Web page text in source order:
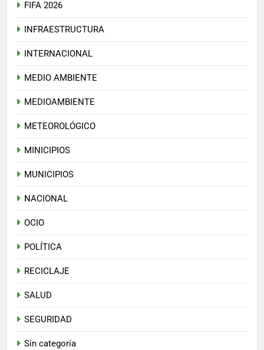
FIFA 2026
INFRAESTRUCTURA
INTERNACIONAL
MEDIO AMBIENTE
MEDIOAMBIENTE
METEOROLÓGICO
MINICIPIOS
MUNICIPIOS
NACIONAL
OCIO
POLÍTICA
RECICLAJE
SALUD
SEGURIDAD
Sin categoría